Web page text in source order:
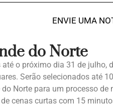
ENVIE UMA
do Norte
o próximo dia 31 de julho,
Serão selecionados até
Norte para um processo
cenas curtas com 15